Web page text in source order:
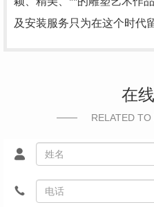
及安装服务只为在这个时代
在
RELATED